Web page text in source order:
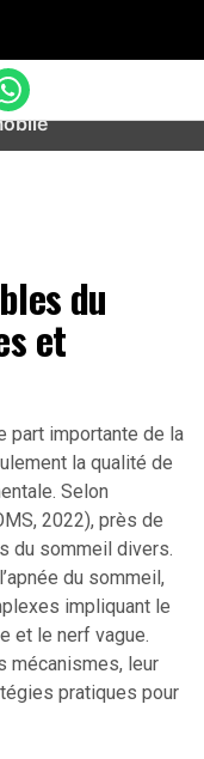
'/' in
class-bots.php
du
et
part importante de la
la qualité de
Selon
2022), près de
du sommeil divers.
du sommeil,
impliquant le
et le nerf vague.
mécanismes, leur
pratiques pour